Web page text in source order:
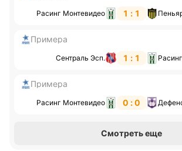
Расинг Монтевидео 1 : 1
Примера
Сентраль Эсп. 1 : 1
Примера
Расинг Монтевидео 0 : 0
Смотреть еще